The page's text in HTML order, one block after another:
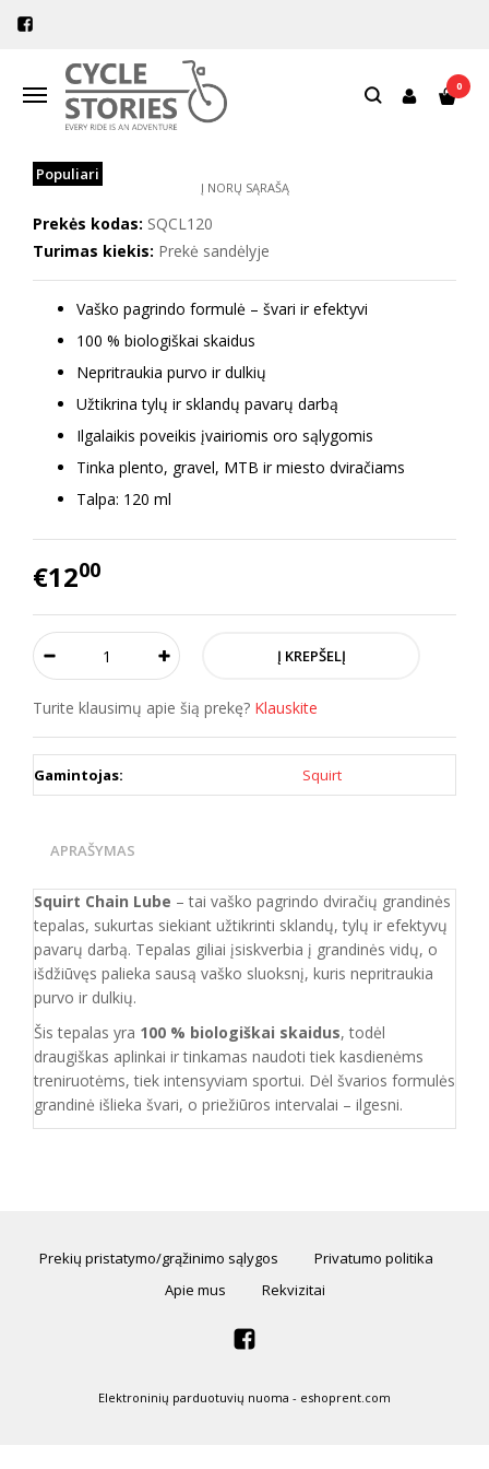
Navigacija
0
Pagrindinis
SQUIRT GRANDINĖS VAŠKAS 120ML
Populiari
Į NORŲ SĄRAŠĄ
Prekės kodas: SQCL120
Turimas kiekis: Prekė sandėlyje
Vaško pagrindo formulė – švari ir efektyvi
100 % biologiškai skaidus
Nepritraukia purvo ir dulkių
Užtikrina tylų ir sklandų pavarų darbą
Ilgalaikis poveikis įvairiomis oro sąlygomis
Tinka plento, gravel, MTB ir miesto dviračiams
Talpa: 120 ml
€1200
Turite klausimų apie šią prekę? Klauskite
Gamintojas: Squirt
APRAŠYMAS
Squirt Chain Lube – tai vaško pagrindo dviračių grandinės
tepalas, sukurtas siekiant užtikrinti sklandų, tylų ir efektyvų
pavarų darbą. Tepalas giliai įsiskverbia į grandinės vidų, o
išdžiūvęs palieka sausą vaško sluoksnį, kuris nepritraukia
purvo ir dulkių.
Šis tepalas yra 100 % biologiškai skaidus, todėl
draugiškas aplinkai ir tinkamas naudoti tiek kasdienėms
treniruotėms, tiek intensyviam sportui. Dėl švarios formulės
grandinė išlieka švari, o priežiūros intervalai – ilgesni.
Prekių pristatymo/grąžinimo sąlygos
Privatumo politika
Apie mus
Rekvizitai
Elektroninių parduotuvių nuoma - eshoprent.com